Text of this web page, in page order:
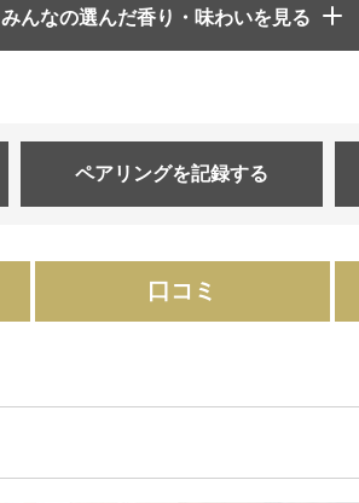
みんなの選んだ香り・味わいを見る
ペアリングを記録する
口コミ